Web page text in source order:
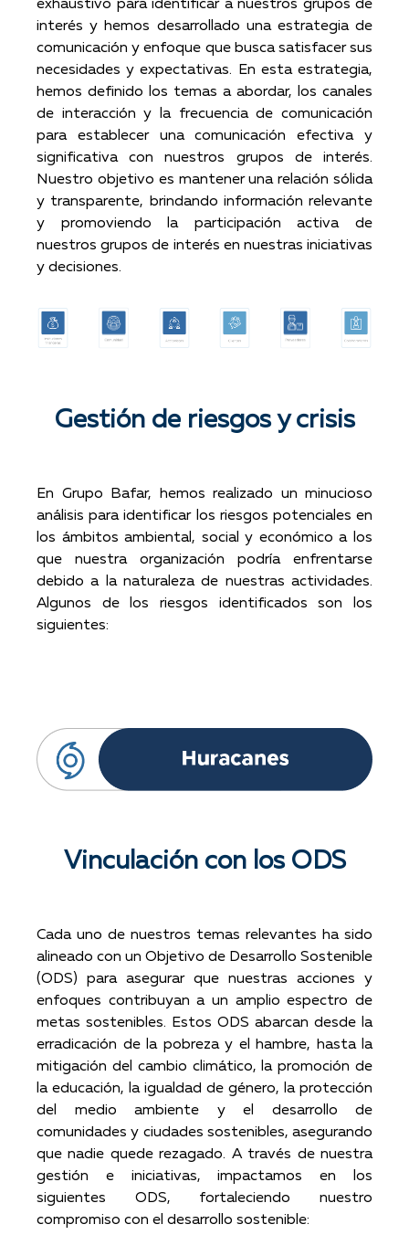
exhaustivo para identificar a nuestros grupos de
interés y hemos desarrollado una estrategia de
comunicación y enfoque que busca satisfacer sus
necesidades y expectativas. En esta estrategia,
hemos definido los temas a abordar, los canales
de interacción y la frecuencia de comunicación
para establecer una comunicación efectiva y
significativa con nuestros grupos de interés.
Nuestro objetivo es mantener una relación sólida
y transparente, brindando información relevante
y promoviendo la participación activa de
nuestros grupos de interés en nuestras iniciativas
y decisiones.
Gestión de riesgos y crisis
En Grupo Bafar, hemos realizado un minucioso
análisis para identificar los riesgos potenciales en
los ámbitos ambiental, social y económico a los
que nuestra organización podría enfrentarse
debido a la naturaleza de nuestras actividades.
Algunos de los riesgos identificados son los
siguientes:
Vinculación con los ODS
Cada uno de nuestros temas relevantes ha sido
alineado con un Objetivo de Desarrollo Sostenible
(ODS) para asegurar que nuestras acciones y
enfoques contribuyan a un amplio espectro de
metas sostenibles. Estos ODS abarcan desde la
erradicación de la pobreza y el hambre, hasta la
mitigación del cambio climático, la promoción de
la educación, la igualdad de género, la protección
del medio ambiente y el desarrollo de
comunidades y ciudades sostenibles, asegurando
que nadie quede rezagado. A través de nuestra
gestión e iniciativas, impactamos en los
siguientes ODS, fortaleciendo nuestro
compromiso con el desarrollo sostenible: